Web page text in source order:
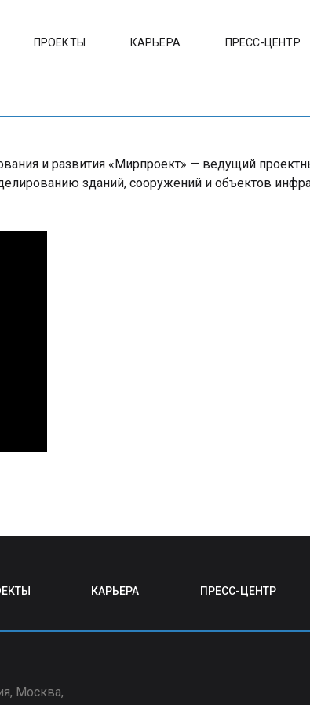
ПРОЕКТЫ КАРЬЕРА ПРЕСС-ЦЕНТР
и развития «Мирпроект» — ведущий
зданий, сооружений и объектов
КАРЬЕРА ПРЕСС-ЦЕНТР
Москва,